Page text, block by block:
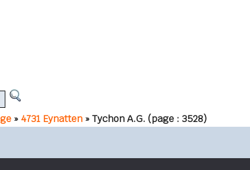
»4731 Eynatten » Tychon A.G. (page : 3528)